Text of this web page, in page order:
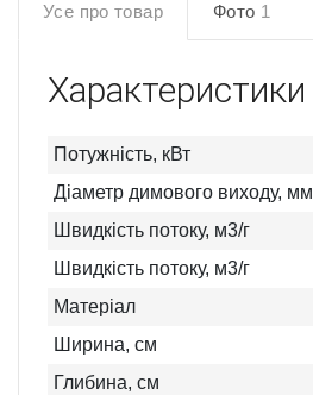
Усе про товар Фото 1
Характеристики
Потужність, кВт
Діаметр димового виходу, мм
Швидкість потоку, м3/г
Швидкість потоку, м3/г
Матеріал
Ширина, см
Глибина, см